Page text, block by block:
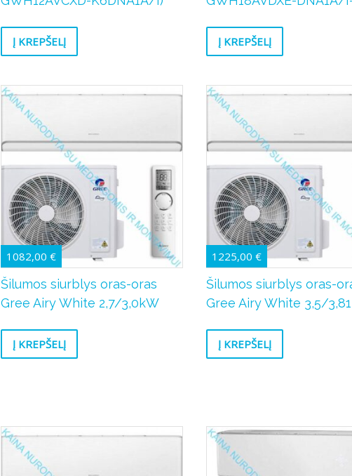
Į KREPŠELĮ Į KREPŠELĮ
1082,00 €
Šilumos siurblys oras-oras
Gree Airy White 2,7/3,0kW
Į KREPŠELĮ
1225,00 €
Šilumos siurblys oras-
Gree Airy White 3,5/
Į KREPŠELĮ